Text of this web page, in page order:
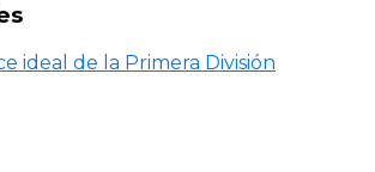
ideal de la Primera División